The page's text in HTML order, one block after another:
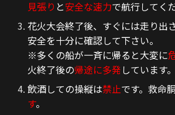
見張り と安全な速力で航行してく
花火大会終了後、すぐには走り出
安全を十分に確認して下さい。
※多くの船が一斉に帰ると大変に
火終了後の帰途に多発しています。
飲酒しての操縦は禁止です。救命
す。